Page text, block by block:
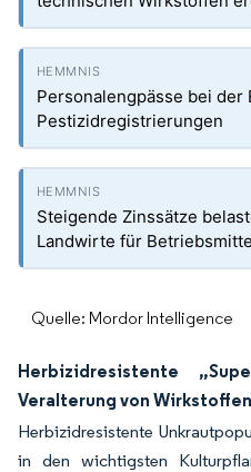
Personalengpässe bei der
Pestizidregistrierungen
Steigende Zinssätze
Landwirte für
Quelle: Mordor Intelligence
Herbizidresistente
Veralterung von
Herbizidresistente
in den wichtigsten